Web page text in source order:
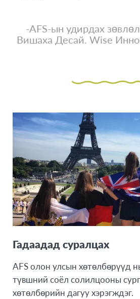
-AFS-ын удирдах
Вишаха Десай. Wise
Гадаадад суралцах
AFS олон улсын хөтөлбөрүүд
түвшний соёл солилцооны
хөтөлбөрийн дагуу хэрэгждэг.